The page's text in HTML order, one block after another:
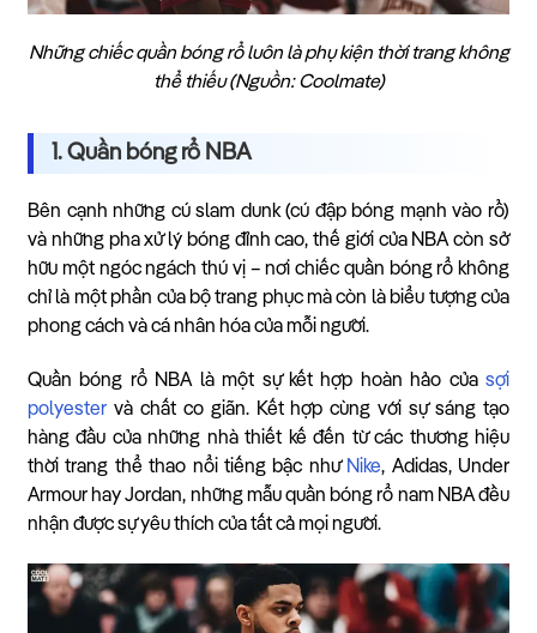
Những chiếc quần bóng rổ luôn là phụ kiện thời trang không
thể thiếu (Nguồn: Coolmate)
1. Quần bóng rổ NBA
Bên cạnh những cú slam dunk (cú đập bóng mạnh vào rổ)
và những pha xử lý bóng đỉnh cao, thế giới của NBA còn sở
hữu một ngóc ngách thú vị – nơi chiếc quần bóng rổ không
chỉ là một phần của bộ trang phục mà còn là biểu tượng của
phong cách và cá nhân hóa của mỗi người.
Quần bóng rổ NBA là một sự kết hợp hoàn hảo của sợi
polyester và chất co giãn. Kết hợp cùng với sự sáng tạo
hàng đầu của những nhà thiết kế đến từ các thương hiệu
thời trang thể thao nổi tiếng bậc như Nike, Adidas, Under
Armour hay Jordan, những mẫu quần bóng rổ nam NBA đều
nhận được sự yêu thích của tất cả mọi người.